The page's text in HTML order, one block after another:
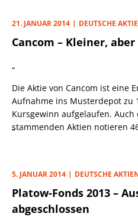
erreichte im Februar ein neues
zwischenzeitlich aber auch
21. JANUAR 2014 DEUTSCHE
Cancom – Kleiner,
„
Die Aktie von Cancom ist eine
Aufnahme ins Musterdepot zu
Kursgewinn aufgelaufen.
stammenden Aktien notieren
unsere beiden neuesten
etwa ein Zwanzigstel.
„
5. JANUAR 2014 DEUTSCHE
Platow-Fonds 2013 –
abgeschlossen